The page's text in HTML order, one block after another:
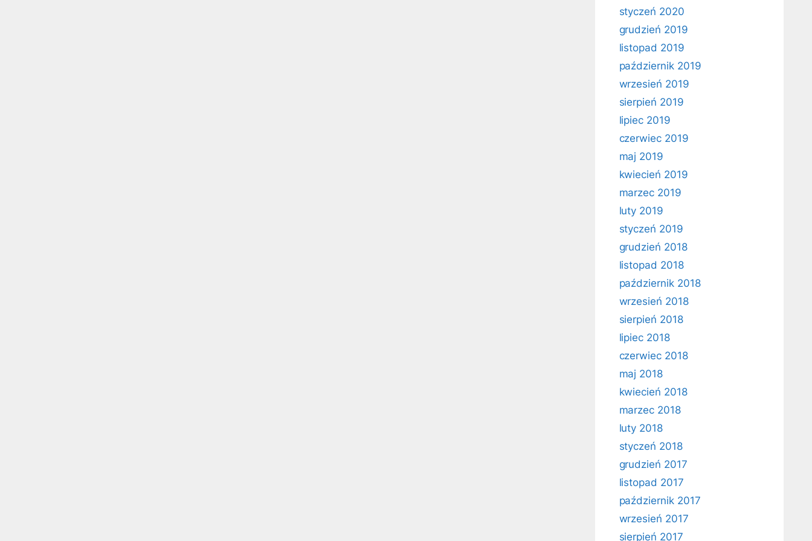
styczeń 2020
grudzień 2019
listopad 2019
październik 2019
wrzesień 2019
sierpień 2019
lipiec 2019
czerwiec 2019
maj 2019
kwiecień 2019
marzec 2019
luty 2019
styczeń 2019
grudzień 2018
listopad 2018
październik 2018
wrzesień 2018
sierpień 2018
lipiec 2018
czerwiec 2018
maj 2018
kwiecień 2018
marzec 2018
luty 2018
styczeń 2018
grudzień 2017
listopad 2017
październik 2017
wrzesień 2017
sierpień 2017